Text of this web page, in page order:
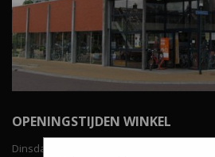
OPENINGSTIJDEN WINKEL
Dinsdag t/m vrijdag: